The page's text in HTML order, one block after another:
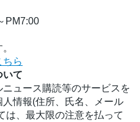
PM7:00
ちら
いて
ュース購読等のサービスを
情報(住所、氏名、メール
は、最大限の注意を払って